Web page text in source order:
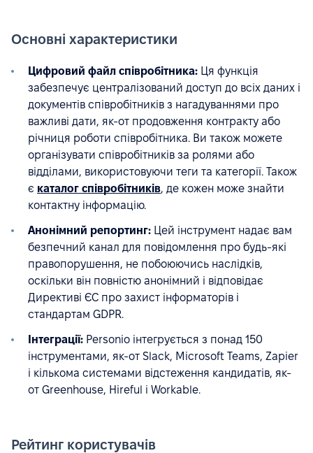
Основні характеристики
Цифровий файл співробітника: Ця функція
забезпечує централізований доступ до всіх даних і
документів співробітників з нагадуваннями про
важливі дати, як-от продовження контракту або
річниця роботи співробітника. Ви також можете
організувати співробітників за ролями або
відділами, використовуючи теги та категорії. Також
є каталог співробітників, де кожен може знайти
контактну інформацію.
Анонімний репортинг: Цей інструмент надає вам
безпечний канал для повідомлення про будь-які
правопорушення, не побоюючись наслідків,
оскільки він повністю анонімний і відповідає
Директиві ЄС про захист інформаторів і
стандартам GDPR.
Інтеграції: Personio інтегрується з понад 150
інструментами, як-от Slack, Microsoft Teams, Zapier
і кількома системами відстеження кандидатів, як-
от Greenhouse, Hireful і Workable.
Рейтинг користувачів